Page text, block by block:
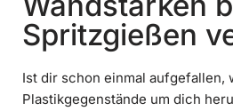
Spritzgießen
Ist dir schon einmal aufgefallen,
Plastikgegenstände um dich